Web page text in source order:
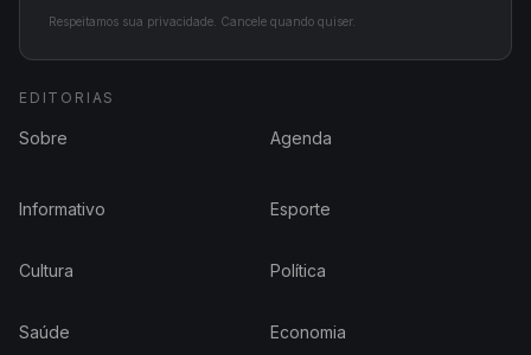
Respeitamos sua privacidade. Cancele quando quiser.
EDITORIAS
Sobre Agenda
Informativo Esporte
Cultura Política
Saúde Economia